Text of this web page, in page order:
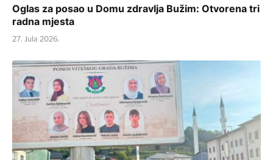
Oglas za posao u Domu zdravlja Bužim: Otvorena tri
radna mjesta
27. Jula 2026.